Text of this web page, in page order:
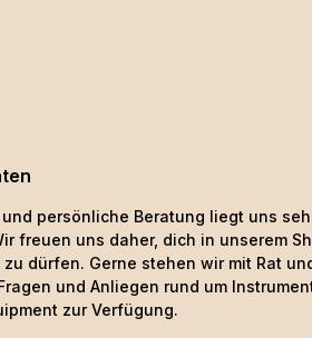
persönliche Beratung liegt uns
freuen uns daher, dich in unserem
zu dürfen. Gerne stehen wir mit Rat
und Anliegen rund um
zur Verfügung.